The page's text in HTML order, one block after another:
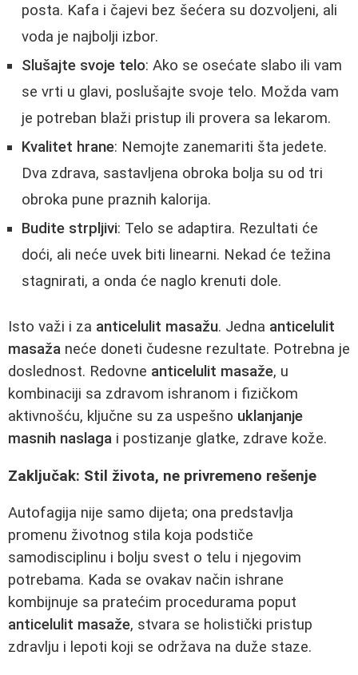
posta. Kafa i čajevi bez šećera su dozvoljeni, ali
voda je najbolji izbor.
Slušajte svoje telo: Ako se osećate slabo ili vam
se vrti u glavi, poslušajte svoje telo. Možda vam
je potreban blaži pristup ili provera sa lekarom.
Kvalitet hrane: Nemojte zanemariti šta jedete.
Dva zdrava, sastavljena obroka bolja su od tri
obroka pune praznih kalorija.
Budite strpljivi: Telo se adaptira. Rezultati će
doći, ali neće uvek biti linearni. Nekad će težina
stagnirati, a onda će naglo krenuti dole.
Isto važi i za anticelulit masažu. Jedna anticelulit
masaža neće doneti čudesne rezultate. Potrebna je
doslednost. Redovne anticelulit masaže, u
kombinaciji sa zdravom ishranom i fizičkom
aktivnošću, ključne su za uspešno uklanjanje
masnih naslaga i postizanje glatke, zdrave kože.
Zaključak: Stil života, ne privremeno rešenje
Autofagija nije samo dijeta; ona predstavlja
promenu životnog stila koja podstiče
samodisciplinu i bolju svest o telu i njegovim
potrebama. Kada se ovakav način ishrane
kombijnuje sa pratećim procedurama poput
anticelulit masaže, stvara se holistički pristup
zdravlju i lepoti koji se održava na duže staze.